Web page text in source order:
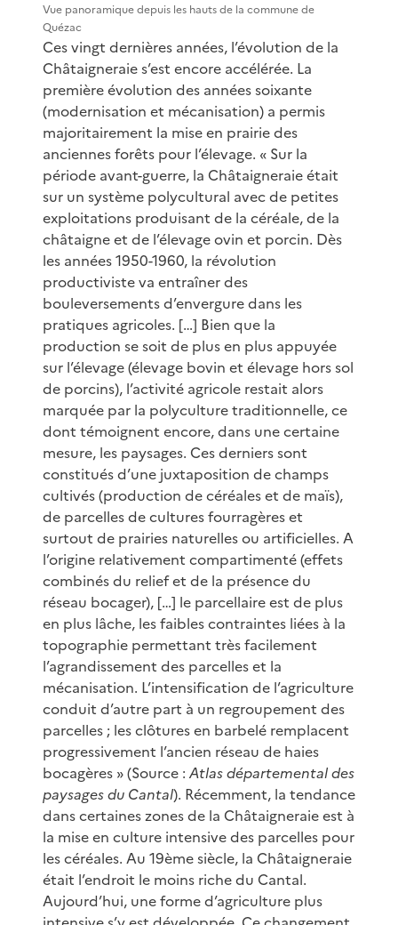
Vue panoramique depuis les hauts de la commune de
Quézac
Ces vingt dernières années, l’évolution de la
Châtaigneraie s’est encore accélérée. La
première évolution des années soixante
(modernisation et mécanisation) a permis
majoritairement la mise en prairie des
anciennes forêts pour l’élevage. « Sur la
période avant-guerre, la Châtaigneraie était
sur un système polycultural avec de petites
exploitations produisant de la céréale, de la
châtaigne et de l’élevage ovin et porcin. Dès
les années 1950-1960, la révolution
productiviste va entraîner des
bouleversements d’envergure dans les
pratiques agricoles. […] Bien que la
production se soit de plus en plus appuyée
sur l’élevage (élevage bovin et élevage hors sol
de porcins), l’activité agricole restait alors
marquée par la polyculture traditionnelle, ce
dont témoignent encore, dans une certaine
mesure, les paysages. Ces derniers sont
constitués d’une juxtaposition de champs
cultivés (production de céréales et de maïs),
de parcelles de cultures fourragères et
surtout de prairies naturelles ou artificielles. A
l’origine relativement compartimenté (effets
combinés du relief et de la présence du
réseau bocager), […] le parcellaire est de plus
en plus lâche, les faibles contraintes liées à la
topographie permettant très facilement
l’agrandissement des parcelles et la
mécanisation. L’intensification de l’agriculture
conduit d’autre part à un regroupement des
parcelles ; les clôtures en barbelé remplacent
progressivement l’ancien réseau de haies
bocagères » (Source : Atlas départemental des
paysages du Cantal). Récemment, la tendance
dans certaines zones de la Châtaigneraie est à
la mise en culture intensive des parcelles pour
les céréales. Au 19ème siècle, la Châtaigneraie
était l’endroit le moins riche du Cantal.
Aujourd’hui, une forme d’agriculture plus